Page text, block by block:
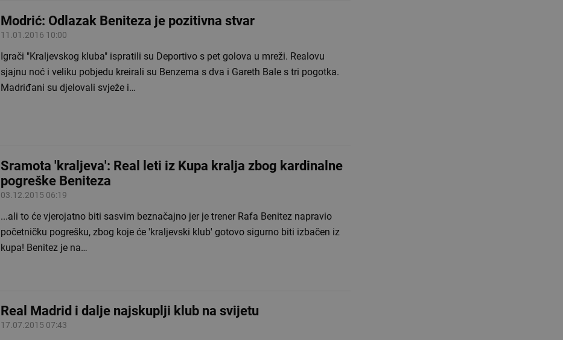
Modrić: Odlazak Beniteza je pozitivna stvar
11.01.2016 10:00
Igrači "Kraljevskog kluba" ispratili su Deportivo s pet golova u mreži. Realovu
sjajnu noć i veliku pobjedu kreirali su Benzema s dva i Gareth Bale s tri pogotka.
Madriđani su djelovali svježe i…
Sramota 'kraljeva': Real leti iz Kupa kralja zbog kardinalne
pogreške Beniteza
03.12.2015 06:19
...ali to će vjerojatno biti sasvim beznačajno jer je trener Rafa Benitez napravio
početničku pogrešku, zbog koje će 'kraljevski klub' gotovo sigurno biti izbačen iz
kupa! Benitez je na…
Real Madrid i dalje najskuplji klub na svijetu
17.07.2015 07:43